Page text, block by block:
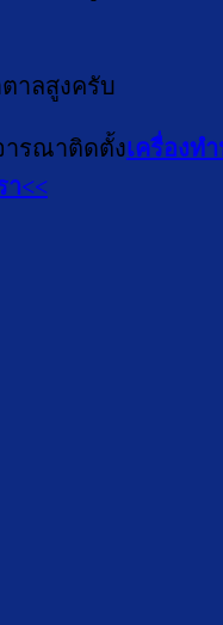
าลสูงครับ
ารณาติดตั้งเครื่องท
า<<